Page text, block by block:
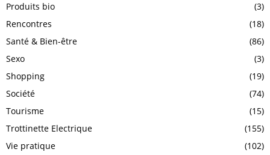
Produits bio
(3)
Rencontres
(18)
Santé & Bien-être
(86)
Sexo
(3)
Shopping
(19)
Société
(74)
Tourisme
(15)
Trottinette Electrique
(155)
Vie pratique
(102)